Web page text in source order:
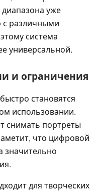
уже
с различными
система
универсальной.
и ограничения
становятся
использовании.
снимать портреты
что цифровой
значительно
для творческих